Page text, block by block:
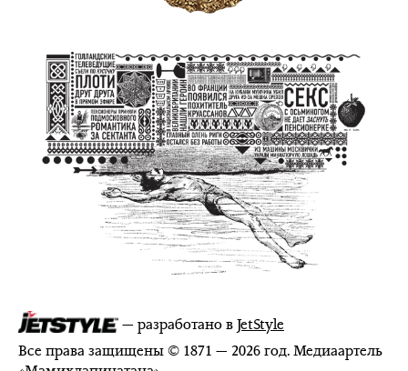
— разработано вJetStyle
Все права защищены © 1871 — 2026 год. Медиаартель